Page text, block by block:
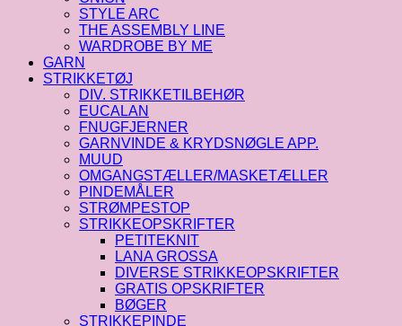
STYLE ARC
THE ASSEMBLY LINE
WARDROBE BY ME
GARN
STRIKKETØJ
DIV. STRIKKETILBEHØR
EUCALAN
FNUGFJERNER
GARNVINDE & KRYDSNØGLE APP.
MUUD
OMGANGSTÆLLER/MASKETÆLLER
PINDEMÅLER
STRØMPESTOP
STRIKKEOPSKRIFTER
PETITEKNIT
LANA GROSSA
DIVERSE STRIKKEOPSKRIFTER
GRATIS OPSKRIFTER
BØGER
STRIKKEPINDE